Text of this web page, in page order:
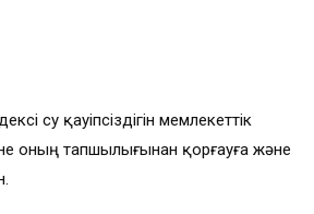
су қауіпсіздігін мемлекеттік
оның тапшылығынан қорғауға және